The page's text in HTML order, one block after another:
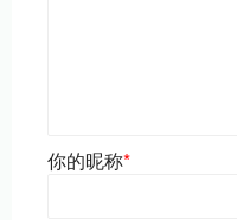
你的昵称*